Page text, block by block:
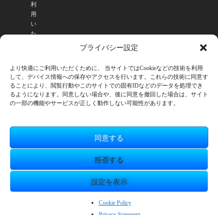
プライバシー設定
より快適にご利用いただくために、 当サイトではCookieなどの技術を利用
して、デバイス情報への保存やアクセスを行います。これらの技術に同意す
ることにより、閲覧行動やこのサイトでの固有IDなどのデータを処理でき
るようになります。同意しない場合や、後に同意を撤回した場合は、サイト
の一部の機能やサービスが正しく動作しない可能性があります。
同意する
拒否する
設定を表示
Cookie Policy
利
用
い
た
す
。